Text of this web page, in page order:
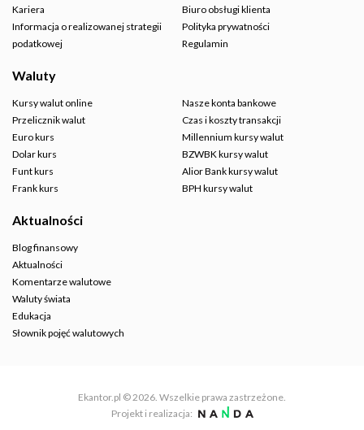
Kariera
Informacja o realizowanej strategii
podatkowej
Biuro obsługi klienta
Polityka prywatności
Regulamin
Waluty
Kursy walut online
Przelicznik walut
Euro kurs
Dolar kurs
Funt kurs
Frank kurs
Nasze konta bankowe
Czas i koszty transakcji
Millennium kursy walut
BZWBK kursy walut
Alior Bank kursy walut
BPH kursy walut
Aktualności
Blog finansowy
Aktualności
Komentarze walutowe
Waluty świata
Edukacja
Słownik pojęć walutowych
Ekantor.pl © 2026. Wszelkie prawa zastrzeżone.
Projekt i realizacja: